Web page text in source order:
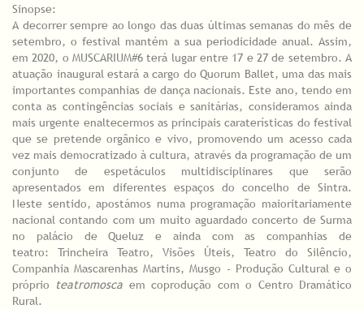
Sinopse:
A decorrer sempre ao longo das duas últimas semanas do mês de
setembro, o festival mantém a sua periodicidade anual. Assim,
em 2020, o MUSCARIUM#6 terá lugar entre 17 e 27 de setembro. A
atuação inaugural estará a cargo do Quorum Ballet, uma das mais
importantes companhias de dança nacionais. Este ano, tendo em
conta as contingências sociais e sanitárias, consideramos ainda
mais urgente enaltecermos as principais caraterísticas do festival
que se pretende orgânico e vivo, promovendo um acesso cada
vez mais democratizado à cultura, através da programação de um
conjunto de espetáculos multidisciplinares que serão
apresentados em diferentes espaços do concelho de Sintra.
Neste sentido, apostámos numa programação maioritariamente
nacional contando com um muito aguardado concerto de Surma
no palácio de Queluz e ainda com as companhias de
teatro: Trincheira Teatro, Visões Úteis, Teatro do Silêncio,
Companhia Mascarenhas Martins, Musgo - Produção Cultural e o
próprio teatromosca em coprodução com o Centro Dramático
Rural.